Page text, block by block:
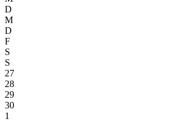
D
M
D
F
S
S
27
28
29
30
1